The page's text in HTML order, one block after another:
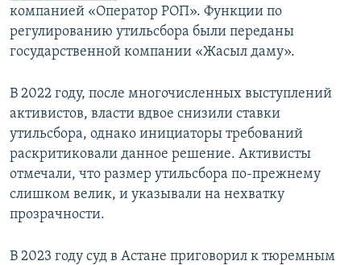
компанией «Оператор РОП». Функции по
регулированию утильсбора были переданы
государственной компании «Жасыл даму».
В 2022 году, после многочисленных выступлений
активистов, власти вдвое снизили ставки
утильсбора, однако инициаторы требований
раскритиковали данное решение. Активисты
отмечали, что размер утильсбора по-прежнему
слишком велик, и указывали на нехватку
прозрачности.
В 2023 году суд в Астане приговорил к тюремным